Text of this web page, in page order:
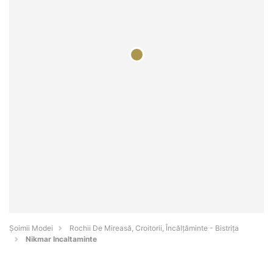
Șoimii Modei
Rochii De Mireasă, Croitorii, Încălțăminte - Bistriţa
Nikmar Incaltaminte